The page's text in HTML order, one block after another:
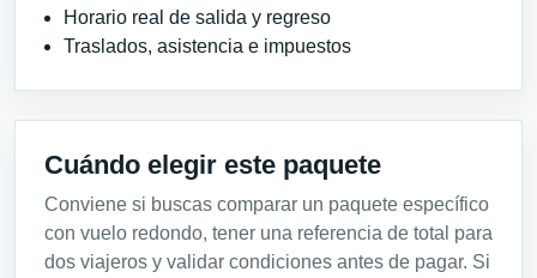
Horario real de salida y regreso
Traslados, asistencia e impuestos
Cuándo elegir este paquete
Conviene si buscas comparar un paquete específico
con vuelo redondo, tener una referencia de total para
dos viajeros y validar condiciones antes de pagar. Si